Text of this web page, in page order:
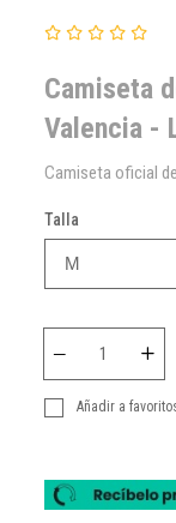
Camiseta
Valencia -
Camiseta oficial
Talla
Añadir a